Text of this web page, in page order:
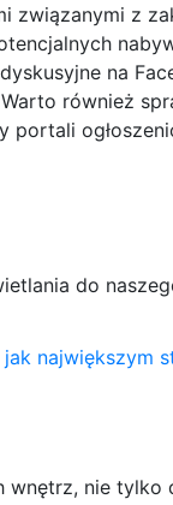
związanymi z
na
również
portali
do
największym
wnętrz, nie tylko